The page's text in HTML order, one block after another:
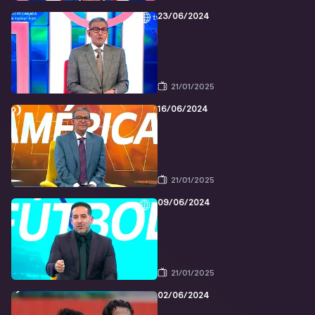
23/06/2024
21/01/2025
16/06/2024
21/01/2025
09/06/2024
21/01/2025
02/06/2024